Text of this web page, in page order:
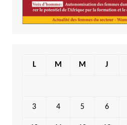
L M M J
3 4 5 6